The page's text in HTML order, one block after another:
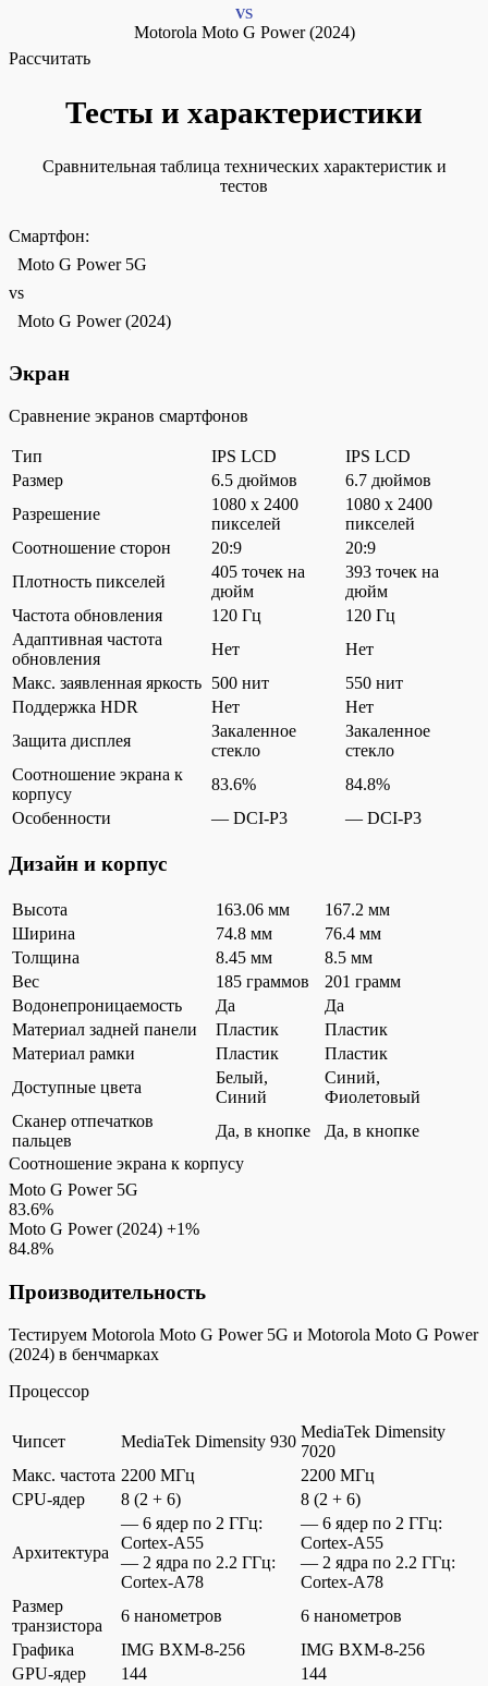
VS
Motorola Moto G Power (2024)
Рассчитать
Тесты и характеристики
Сравнительная таблица технических характеристик и
тестов
Смартфон:
Moto G Power 5G
vs
Moto G Power (2024)
Экран
Сравнение экранов смартфонов
Тип IPS LCD
IPS LCD
Размер
6.5 дюймов
6.7 дюймов
Разрешение
1080 x 2400
пикселей
1080 x 2400
пикселей
Соотношение сторон
20:9
20:9
Плотность пикселей
405 точек на
дюйм
393 точек на
дюйм
Частота обновления
120 Гц
120 Гц
Адаптивная частота
обновления
Нет
Нет
Макс. заявленная яркость 500 нит
550 нит
Поддержка HDR
Нет
Нет
Защита дисплея
Закаленное
стекло
Закаленное
стекло
Соотношение экрана к
корпусу
83.6%
84.8%
Особенности
— DCI-P3 — DCI-P3
Дизайн и корпус
Высота 163.06 мм
167.2 мм
Ширина
74.8 мм
76.4 мм
Толщина
8.45 мм
8.5 мм
Вес
185 граммов
201 грамм
Водонепроницаемость
Да
Да
Материал задней панели
Пластик
Пластик
Материал рамки
Пластик
Пластик
Доступные цвета
Белый,
Синий
Синий,
Фиолетовый
Сканер отпечатков
пальцев
Да, в кнопке
Да, в кнопке
Соотношение экрана к корпусу
Moto G Power 5G
83.6%
Moto G Power (2024) +1%
84.8%
Производительность
Тестируем Motorola Moto G Power 5G и Motorola Moto G Power
(2024) в бенчмарках
Процессор
Чипсет MediaTek Dimensity 930
MediaTek Dimensity
7020
Макс. частота 2200 МГц
2200 МГц
CPU-ядер
8 (2 + 6) 8 (2 + 6)
Архитектура
— 6 ядер по 2 ГГц:
Cortex-A55
— 2 ядра по 2.2 ГГц:
Cortex-A78
— 6 ядер по 2 ГГц:
Cortex-A55
— 2 ядра по 2.2 ГГц:
Cortex-A78
Размер
транзистора
6 нанометров
6 нанометров
Графика
IMG BXM-8-256
IMG BXM-8-256
GPU-ядер
144
144